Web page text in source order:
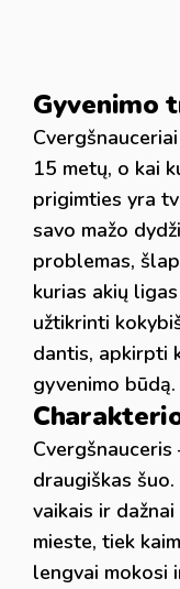
Gyvenimo
15 metų, o kai
prigimties yra
savo mažo
problemas,
kurias akių
užtikrinti
dantis, apkirpti
gyvenimo būdą.
draugiškas
vaikais ir
mieste, tiek
lengvai mokosi